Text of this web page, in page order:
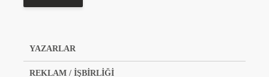
YAZARLAR
REKLAM / İŞBİRLİĞİ